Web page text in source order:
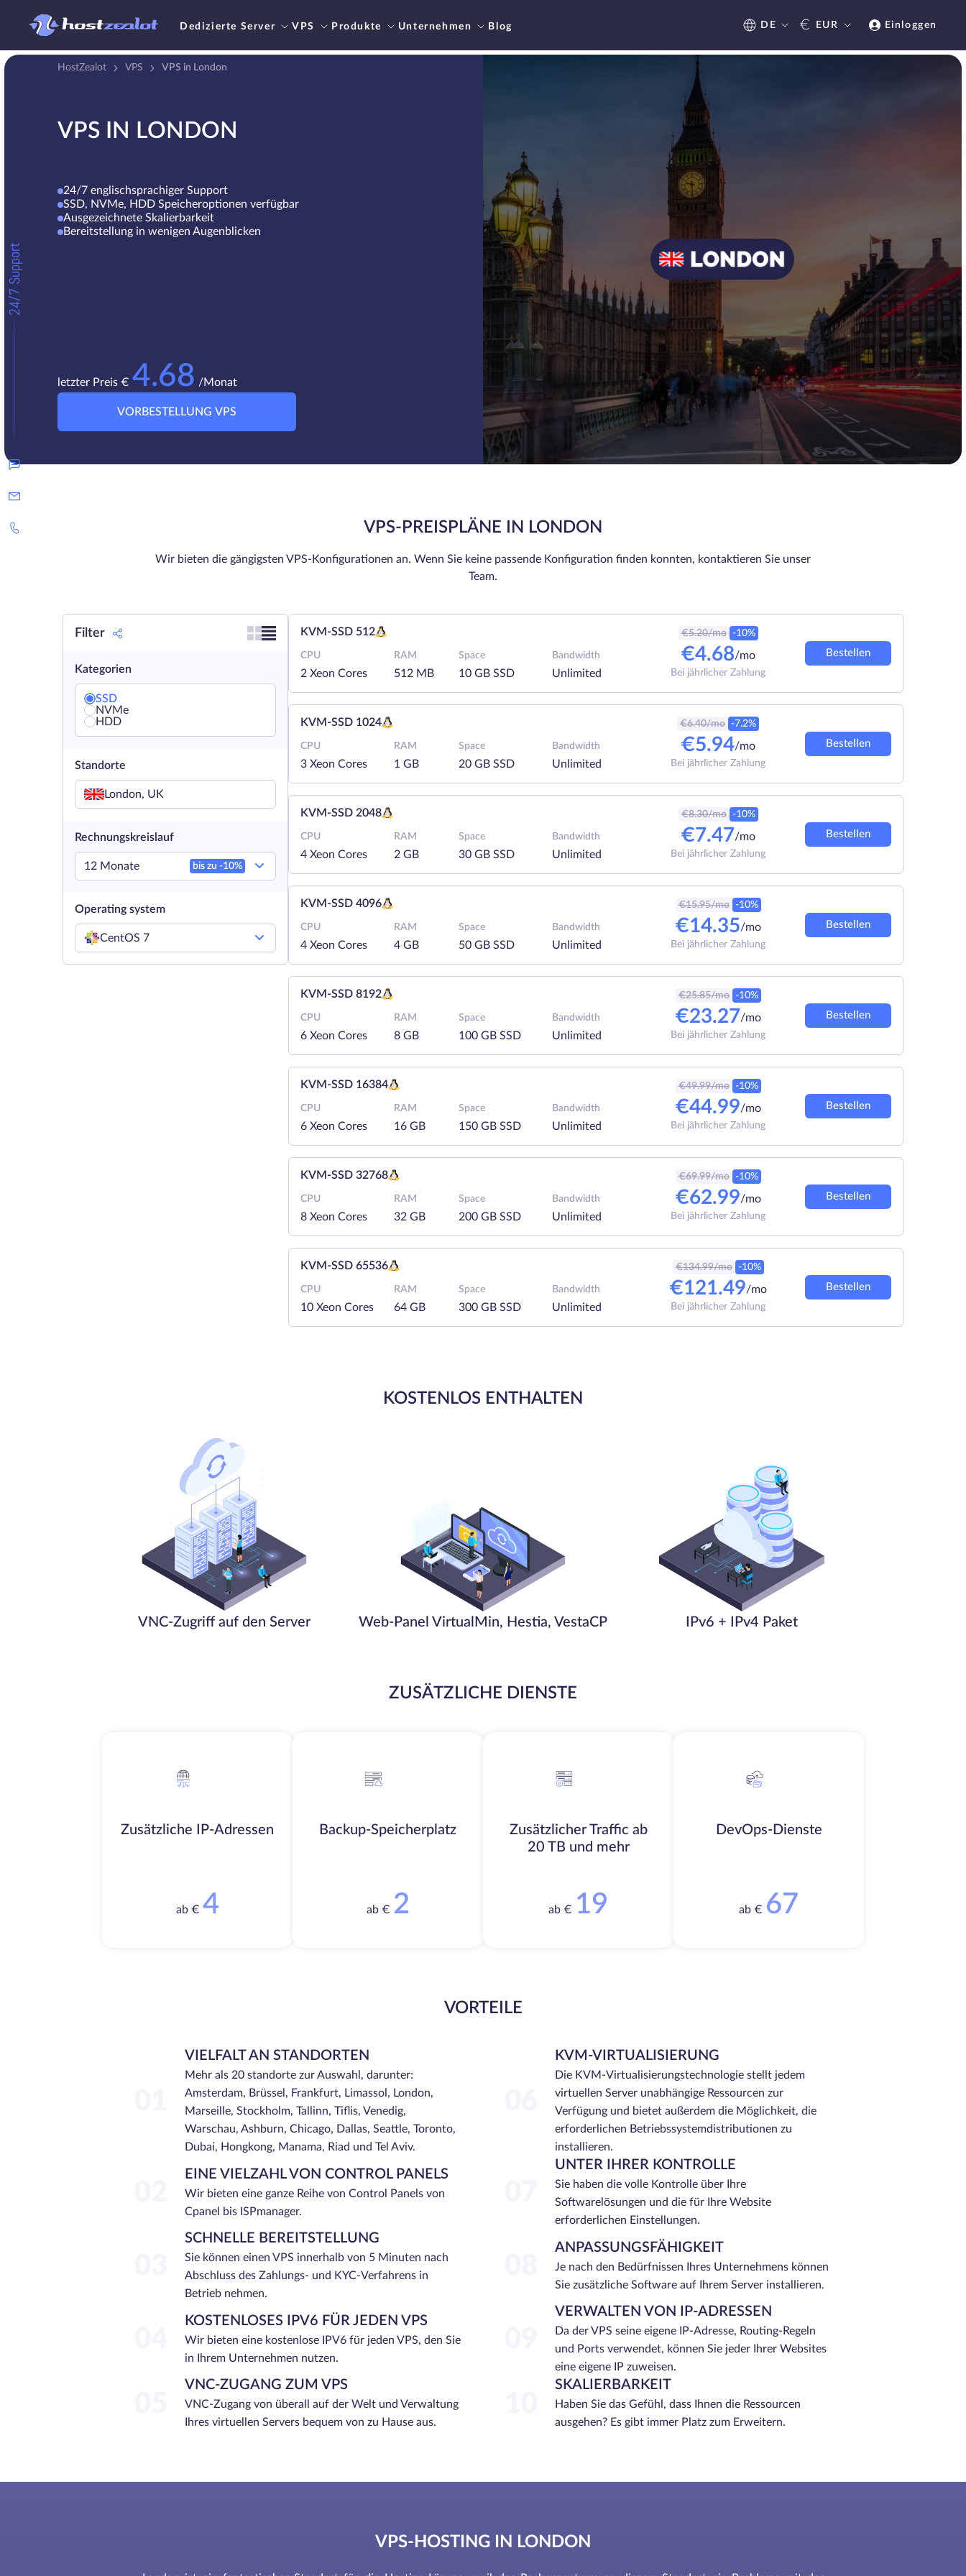
Dedizierte Server VPS Produkte Unternehmen Blog DE € EUR Einloggen
24/7 Support
HostZealot VPS VPS in London
VPS IN LONDON
24/7 englischsprachiger Support
SSD, NVMe, HDD Speicheroptionen verfügbar
Ausgezeichnete Skalierbarkeit
Bereitstellung in wenigen Augenblicken
letzter Preis € 4.68 /Monat
VORBESTELLUNG VPS
VPS-PREISPLÄNE IN LONDON
Wir bieten die gängigsten VPS-Konfigurationen an. Wenn Sie keine passende Konfiguration finden konnten, kontaktieren Sie unser
Team.
Filter
Kategorien
SSD
NVMe
HDD
Standorte
London, UK
Rechnungskreislauf
12 Monate bis zu -10%
Operating system
CentOS 7
KVM-SSD 512
CPU
2 Xeon Cores
RAM
512 MB
Space
10 GB SSD
Bandwidth
Unlimited
€5.20/mo -10%
€4.68/mo
Bei jährlicher Zahlung
Bestellen
KVM-SSD 1024
CPU
3 Xeon Cores
RAM
1 GB
Space
20 GB SSD
Bandwidth
Unlimited
€6.40/mo -7.2%
€5.94/mo
Bei jährlicher Zahlung
Bestellen
KVM-SSD 2048
CPU
4 Xeon Cores
RAM
2 GB
Space
30 GB SSD
Bandwidth
Unlimited
€8.30/mo -10%
€7.47/mo
Bei jährlicher Zahlung
Bestellen
KVM-SSD 4096
CPU
4 Xeon Cores
RAM
4 GB
Space
50 GB SSD
Bandwidth
Unlimited
€15.95/mo -10%
€14.35/mo
Bei jährlicher Zahlung
Bestellen
KVM-SSD 8192
CPU
6 Xeon Cores
RAM
8 GB
Space
100 GB SSD
Bandwidth
Unlimited
€25.85/mo -10%
€23.27/mo
Bei jährlicher Zahlung
Bestellen
KVM-SSD 16384
CPU
6 Xeon Cores
RAM
16 GB
Space
150 GB SSD
Bandwidth
Unlimited
€49.99/mo -10%
€44.99/mo
Bei jährlicher Zahlung
Bestellen
KVM-SSD 32768
CPU
8 Xeon Cores
RAM
32 GB
Space
200 GB SSD
Bandwidth
Unlimited
€69.99/mo -10%
€62.99/mo
Bei jährlicher Zahlung
Bestellen
KVM-SSD 65536
CPU
10 Xeon Cores
RAM
64 GB
Space
300 GB SSD
Bandwidth
Unlimited
€134.99/mo -10%
€121.49/mo
Bei jährlicher Zahlung
Bestellen
KOSTENLOS ENTHALTEN
VNC-Zugriff auf den Server Web-Panel VirtualMin, Hestia, VestaCP IPv6 + IPv4 Paket
ZUSÄTZLICHE DIENSTE
Zusätzliche IP-Adressen
ab € 4
Backup-Speicherplatz
ab € 2
Zusätzlicher Traffic ab
20 TB und mehr
ab € 19
DevOps-Dienste
ab € 67
VORTEILE
VIELFALT AN STANDORTEN
Mehr als 20 standorte zur Auswahl, darunter:
Amsterdam, Brüssel, Frankfurt, Limassol, London,
Marseille, Stockholm, Tallinn, Tiflis, Venedig,
Warschau, Ashburn, Chicago, Dallas, Seattle, Toronto,
Dubai, Hongkong, Manama, Riad und Tel Aviv.
KVM-VIRTUALISIERUNG
Die KVM-Virtualisierungstechnologie stellt jedem
virtuellen Server unabhängige Ressourcen zur
Verfügung und bietet außerdem die Möglichkeit, die
erforderlichen Betriebssystemdistributionen zu
installieren.
EINE VIELZAHL VON CONTROL PANELS
Wir bieten eine ganze Reihe von Control Panels von
Cpanel bis ISPmanager.
UNTER IHRER KONTROLLE
Sie haben die volle Kontrolle über Ihre
Softwarelösungen und die für Ihre Website
erforderlichen Einstellungen.
SCHNELLE BEREITSTELLUNG
Sie können einen VPS innerhalb von 5 Minuten nach
Abschluss des Zahlungs- und KYC-Verfahrens in
Betrieb nehmen.
ANPASSUNGSFÄHIGKEIT
Je nach den Bedürfnissen Ihres Unternehmens können
Sie zusätzliche Software auf Ihrem Server installieren.
KOSTENLOSES IPV6 FÜR JEDEN VPS
Wir bieten eine kostenlose IPV6 für jeden VPS, den Sie
in Ihrem Unternehmen nutzen.
VERWALTEN VON IP-ADRESSEN
Da der VPS seine eigene IP-Adresse, Routing-Regeln
und Ports verwendet, können Sie jeder Ihrer Websites
eine eigene IP zuweisen.
VNC-ZUGANG ZUM VPS
VNC-Zugang von überall auf der Welt und Verwaltung
Ihres virtuellen Servers bequem von zu Hause aus.
SKALIERBARKEIT
Haben Sie das Gefühl, dass Ihnen die Ressourcen
ausgehen? Es gibt immer Platz zum Erweitern.
VPS-HOSTING IN LONDON